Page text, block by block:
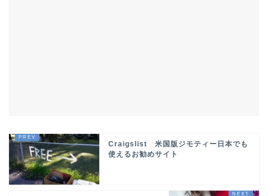
Craigslist 米国版ジモティー日本でも
使えるお勧めサイト